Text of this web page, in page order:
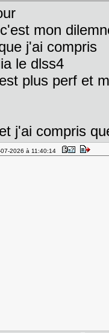
mon
j'ai compris
le dlss4
plus perf et
j'ai compris
2026 à 11:40:14